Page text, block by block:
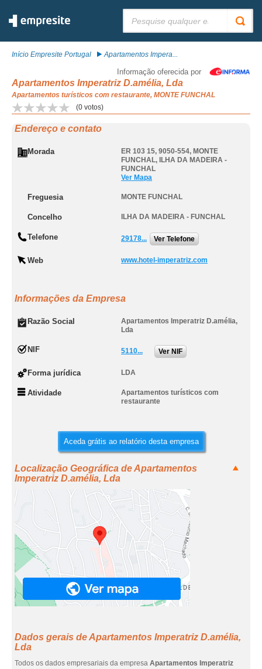
Início Empresite Portugal Apartamentos Impera...
Informação oferecida por
Apartamentos Imperatriz D.amélia, Lda
Apartamentos turísticos com restaurante, MONTE FUNCHAL
(0 votos)
Endereço e contato
Morada ER 103 15, 9050-554, MONTE
FUNCHAL, ILHA DA MADEIRA -
FUNCHAL
Ver Mapa
Freguesia MONTE FUNCHAL
Concelho ILHA DA MADEIRA - FUNCHAL
Telefone 29178... Ver Telefone
Web www.hotel-imperatriz.com
Informações da Empresa
Razão Social
Apartamentos Imperatriz D.amélia,
Lda
NIF 5110... Ver NIF
Forma jurídica LDA
Atividade
Apartamentos turísticos com
restaurante
Aceda grátis ao relatório desta empresa
Localização Geográfica de Apartamentos
Imperatriz D.amélia, Lda
Dados gerais de Apartamentos Imperatriz D.amélia,
Lda
Todos os dados empresariais da empresa Apartamentos Imperatriz